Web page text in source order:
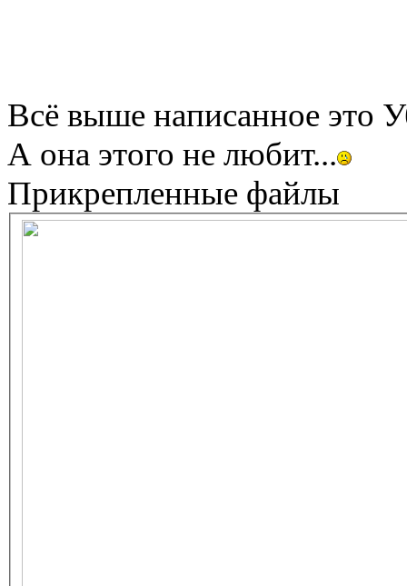
Всё выше написанное это
А она этого не любит...
Прикрепленные файлы